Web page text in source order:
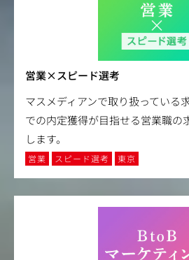
営業×スピード選考
マスメディアンで取り扱っている
での内定獲得が目指せる営業職の
します。
営業 スピード選考 東京